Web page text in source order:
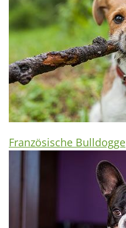
Französische Bulldogge